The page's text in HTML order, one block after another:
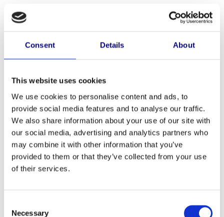
Consent Details About
This website uses cookies
We use cookies to personalise content and ads, to
provide social media features and to analyse our traffic.
We also share information about your use of our site with
our social media, advertising and analytics partners who
may combine it with other information that you’ve
provided to them or that they’ve collected from your use
of their services.
Selection
Necessary
BALUSTER1000E
66,00
66,00 excl. btw
Op voorraad
Baluster1000E